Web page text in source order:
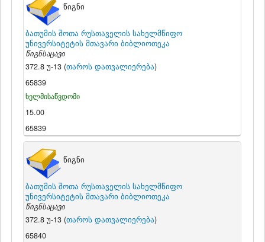
წიგნი
ბათუმის შოთა რუსთაველის სახელმწიფო
უნივერსიტეტის მთავარი ბიბლიოთეკა
წიგნსაცავი
372.8 უ-13 (თაროს დათვალიერება)
65839
ხელმისაწვდომი
15.00
65839
წიგნი
ბათუმის შოთა რუსთაველის სახელმწიფო
უნივერსიტეტის მთავარი ბიბლიოთეკა
წიგნსაცავი
372.8 უ-13 (თაროს დათვალიერება)
65840